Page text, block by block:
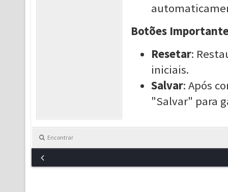
Botões
Resetar:
iniciais.
Salvar: Após
"Salvar" para
Encontrar